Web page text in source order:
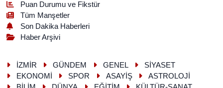
Puan Durumu ve Fikstür
Tüm Manşetler
Son Dakika Haberleri
Haber Arşivi
İZMİR GÜNDEM GENEL
SİYASET
EKONOMİ
SPOR ASAYİŞ
ASTROLOJİ